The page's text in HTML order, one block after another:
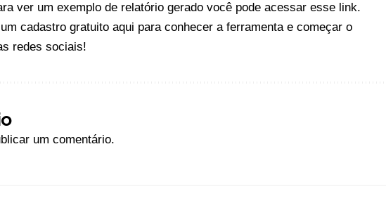
ver um exemplo de relatório gerado você pode acessar esse link.
cadastro gratuitoaqui para conhecer a ferramenta e começar o
redes sociais!
um comentário.